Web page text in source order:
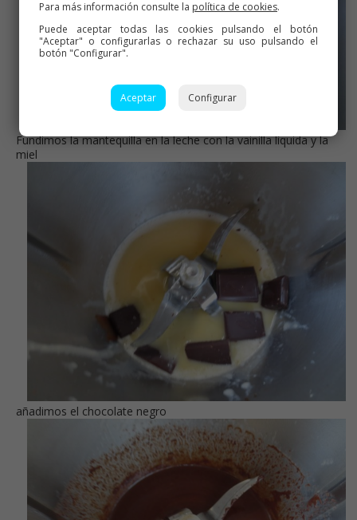
Fundimos la mantequilla en la leche con la vainilla líquida y la
miel
añadimos el chocolate negro
Para más información consulte la política de cookies.
Puede aceptar todas las cookies pulsando el botón
"Aceptar" o configurarlas o rechazar su uso pulsando el
botón "Configurar".
Aceptar Configurar